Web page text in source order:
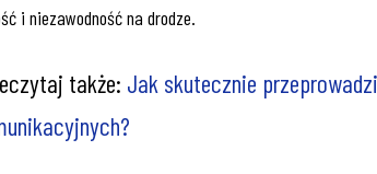
i niezawodność na drodze.
także: Jak skutecznie